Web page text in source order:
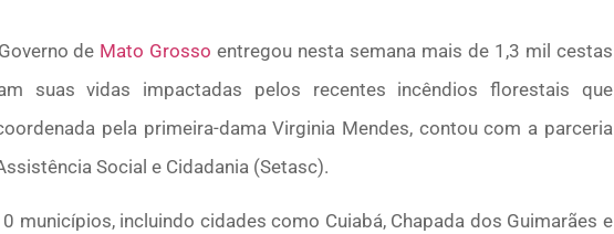
de Mato Grosso entregou nesta semana mais de 1,3 mil cestas
suas vidas impactadas pelos recentes incêndios florestais que
pela primeira-dama Virginia Mendes, contou com a parceria
Social e Cidadania (Setasc).
municípios, incluindo cidades como Cuiabá, Chapada dos Guimarães e